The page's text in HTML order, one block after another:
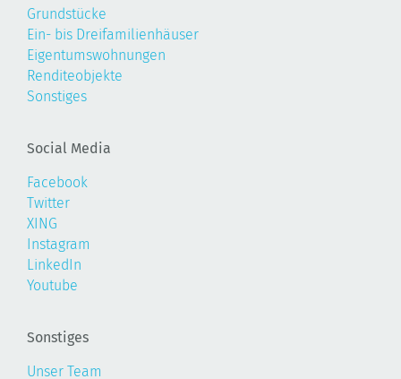
Grundstücke
Ein- bis Dreifamilienhäuser
Eigentumswohnungen
Renditeobjekte
Sonstiges
Social Media
Facebook
Twitter
XING
Instagram
LinkedIn
Youtube
Sonstiges
Unser Team